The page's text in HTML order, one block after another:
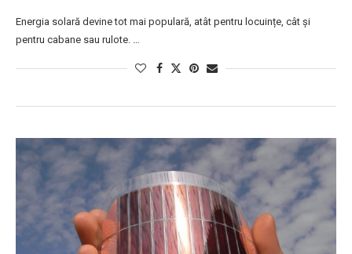
Energia solară devine tot mai populară, atât pentru locuințe, cât și
pentru cabane sau rulote. …